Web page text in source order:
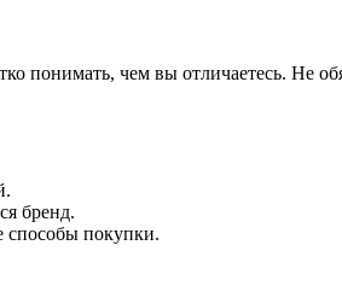
понимать, чем вы отличаетесь. Не
бренд.
покупки.